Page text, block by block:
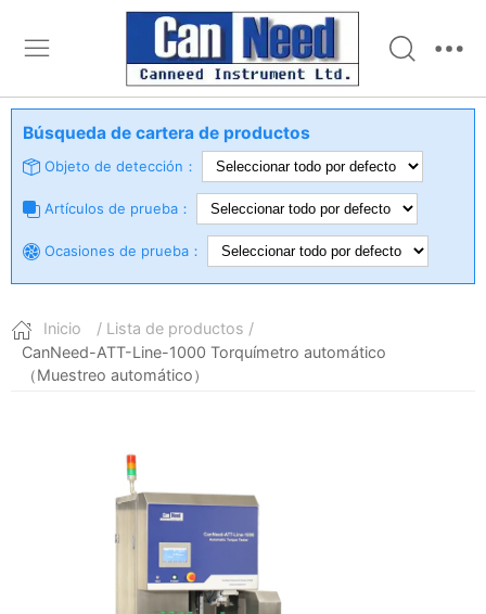
Búsqueda de cartera de productos
Objeto de detección：
Artículos de prueba：
Ocasiones de prueba：
Inicio
/ Lista de productos /
CanNeed-ATT-Line-1000 Torquímetro automático
（Muestreo automático）